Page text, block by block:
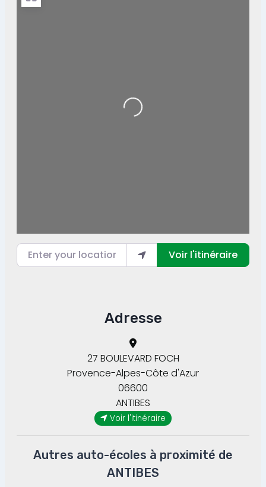
Loading...
Enter your location
Voir l'itinéraire
Adresse
27 BOULEVARD FOCH
ANTIBES
Provence-Alpes-Côte d'Azur
06600
Voir l'itinéraire
Autres auto-écoles à proximité de
ANTIBES